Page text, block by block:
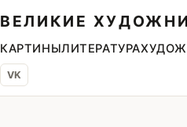
ВЕЛИКИЕ
КАРТИНЫЛИТЕРАТУРА
VK